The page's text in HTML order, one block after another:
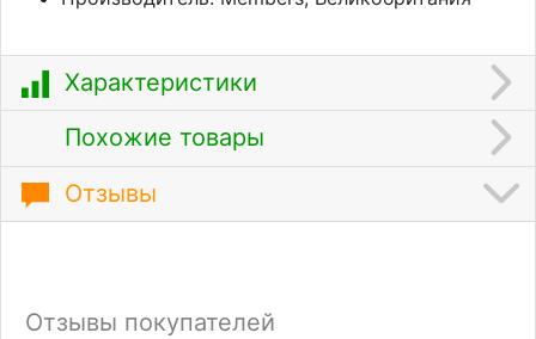
Характеристики
Похожие товары
Отзывы
Отзывы покупателей